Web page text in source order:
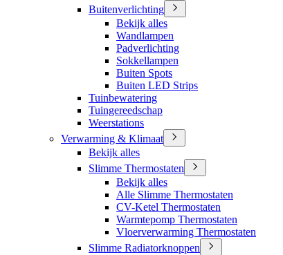
Buitenverlichting
Bekijk alles
Wandlampen
Padverlichting
Sokkellampen
Buiten Spots
Buiten LED Strips
Tuinbewatering
Tuingereedschap
Weerstations
Verwarming & Klimaat
Bekijk alles
Slimme Thermostaten
Bekijk alles
Alle Slimme Thermostaten
CV-Ketel Thermostaten
Warmtepomp Thermostaten
Vloerverwarming Thermostaten
Slimme Radiatorknoppen